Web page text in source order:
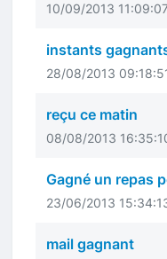
10/09/2013
instants
28/08/2013
reçu ce matin
08/08/2013
Gagné un repas
23/06/2013
mail gagnant